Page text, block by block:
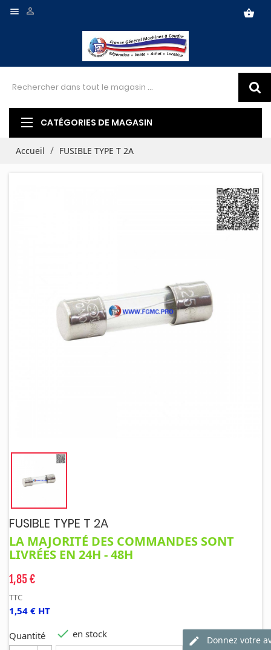
 shopping_basket

CATÉGORIES DE MAGASIN
Accueil FUSIBLE TYPE T 2A
FUSIBLE TYPE T 2A
LA MAJORITÉ DES COMMANDES SONT
LIVRÉES EN 24H - 48H
1,85 €
TTC
1,54 € HT
Quantité  en stock
Donnez votre